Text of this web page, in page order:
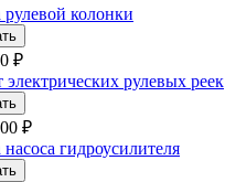
рулевой колонки
₽
электрических рулевых реек
₽
гидроусилителя